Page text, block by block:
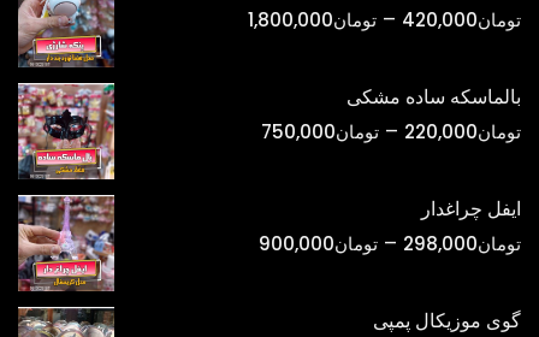
تومان420,000
– تومان1,800,000محدوده
تومان420,000
بالماسکه ساده مشکی
تومان220,000
– تومان750,000
تومان750,000
ایفل چراغدار
تومان298,000
– تومان900,000
گوی موزیکال پمپی